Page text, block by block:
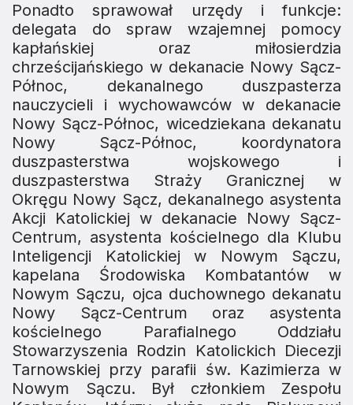
Ponadto sprawował urzędy i funkcje:
delegata do spraw wzajemnej pomocy
kapłańskiej oraz miłosierdzia
chrześcijańskiego w dekanacie Nowy Sącz-
Północ, dekanalnego duszpasterza
nauczycieli i wychowawców w dekanacie
Nowy Sącz-Północ, wicedziekana dekanatu
Nowy Sącz-Północ, koordynatora
duszpasterstwa wojskowego i
duszpasterstwa Straży Granicznej w
Okręgu Nowy Sącz, dekanalnego asystenta
Akcji Katolickiej w dekanacie Nowy Sącz-
Centrum, asystenta kościelnego dla Klubu
Inteligencji Katolickiej w Nowym Sączu,
kapelana Środowiska Kombatantów w
Nowym Sączu, ojca duchownego dekanatu
Nowy Sącz-Centrum oraz asystenta
kościelnego Parafialnego Oddziału
Stowarzyszenia Rodzin Katolickich Diecezji
Tarnowskiej przy parafii św. Kazimierza w
Nowym Sączu. Był członkiem Zespołu